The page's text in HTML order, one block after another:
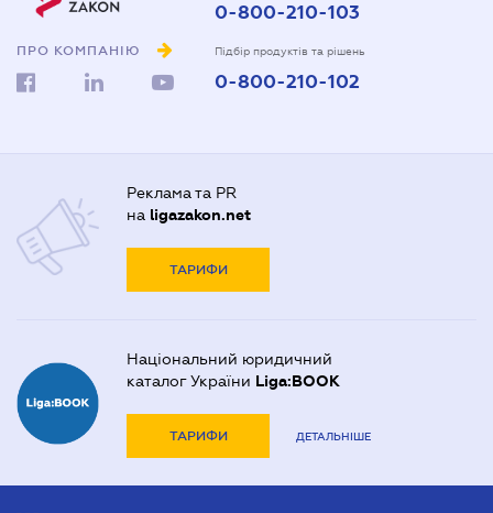
ПРО КОМПАНІЮ
0-800-210-103
Підбір продуктів та рішень
0-800-210-102
Реклама та PR
на ligazakon.net
ТАРИФИ
Національний юридичний
каталог України Liga:BOOK
ТАРИФИ ДЕТАЛЬНІШЕ